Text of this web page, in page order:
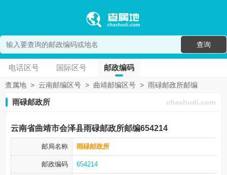
查询
电话区号 国际区号 邮政编码
查属地 > 云南邮编区号 > 曲靖邮编区号 > 雨碌邮政所邮编
雨碌邮政所 chashudi.com
云南省曲靖市会泽县雨碌邮政所邮编654214
邮局名称 雨碌邮政所
邮政编码 654214